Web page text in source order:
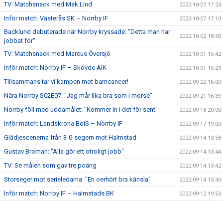
TV: Matchsnack med Mak Lind 2022-10-07 17:24
Inför match: Västerås SK – Norrby IF 2022-10-07 17:10
Backlund debuterade när Norrby kryssade: "Detta man har
jobbat för"
2022-10-02 18:50
TV: Matchsnack med Marcus Översjö 2022-10-01 15:42
Inför match: Norrby IF – Skövde AIK 2022-10-01 15:29
Tillsammans tar vi kampen mot barncancer! 2022-09-22 16:00
Nära Norrby S02E07: "Jag mår lika bra som i morse" 2022-09-21 16:39
Norrby föll med uddamålet: "Kommer in i det för sent" 2022-09-18 20:00
Inför match: Landskrona BoIS – Norrby IF 2022-09-17 19:00
Glädjescenerna från 3-0-segern mot Halmstad 2022-09-14 13:58
Gustav Broman: "Alla gör ett otroligt jobb" 2022-09-14 13:44
TV: Se målen som gav tre poäng 2022-09-14 13:42
Storseger mot serieledarna: "En oerhört bra känsla" 2022-09-14 13:30
Inför match: Norrby IF – Halmstads BK 2022-09-12 19:53